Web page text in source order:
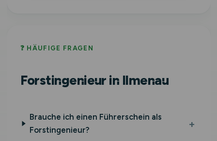
❓ HÄUFIGE FRAGEN
Forstingenieur in Ilmenau
Brauche ich einen Führerschein als
Forstingenieur?